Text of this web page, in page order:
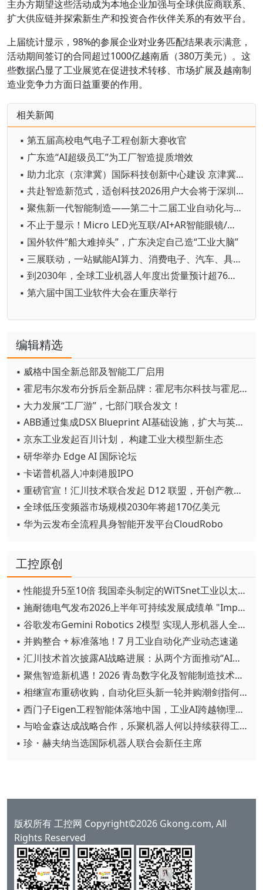
主办方期望这些活动成为本地企业加强与全球供应商联系、
扩大供应链并探索新生产和投资合作伙伴关系的有效平台。
上届统计显示，98%的参展企业对业务匹配结果表示满意，
活动期间签订的合同超过1000亿越南盾（380万美元）。这
些数据凸显了工业展览在促进技术转移、市场扩展及越南制
造业竞争力方面日益重要的作用。
相关新闻
▪ 第五届高校电气电子工程创新大赛收官
▪ 广东造“AI超级员工”为工厂智造提质增效
▪ 助力北京（京津冀）国际科技创新中心建设 京津冀成立机器人产业链联盟
▪ 共赴智造新范式，适创科技2026用户大会将于深圳启幕
▪ 聚焦新一代智能制造——第二十二届工业自动化与标准化研讨会在京举办
▪ 不止于显示！Micro LED光互联/AI+AR智能眼镜/玻璃基板TGV等全新赛道集中亮相，创新动能尽在2026深圳国际全触与显示展
▪ 国外软件“船大难掉头”，广东决定自己造“工业大脑”
▪ 三展联动，一站赋能AI算力、消费电子、汽车、具身机器人与智能制造产业链资源对接
▪ 到2030年，全球工业机器人年度出货量预计超76万台
▪ 第六届中国工业软件大会在重庆举行
编辑精选
▪ 威格中国全新总部及智能工厂启用
▪ 霍尼韦尔发布分拆后全新品牌：霍尼韦尔科技与霍尼韦尔航空航天
▪ 大力发展“工厂游”，七部门联合发文！
▪ ABB通过集成DSX Blueprint AI基础设施，扩大与英伟达的合作
▪ 京东工业发起百川计划， 构建工业大模型新生态
▪ 研华举办 Edge AI 国际论坛
▪ 卡诺普机器人冲刺港股IPO
▪ 重磅官宣！汇川技术联合发起 D12 联盟，开创产教融合新范式
▪ 全球低压变频器市场规模2030年将超170亿美元
▪ 华为云发布全流程具身智能开发平台CloudRobo
工控原创
▪ 性能提升5至10倍 我国牵头制定的WiTSnet工业以太网国际标准正式发布
▪ 施耐德电气发布2026上半年可持续发展成绩单 "Impact 2030"路线图开局稳健
▪ 谷歌发布Gemini Robotics 2模型 实现人形机器人全身智能控制突破
▪ 并购整合 + 标准落地！7 月工业自动化产业动态速递
▪ 汇川技术首次披露AI战略进展：从两个方面推动“AI业务化”落地
▪ 聚焦智造新机遇！2026 青岛数字化及智能制造技术论坛圆满落幕
▪ 相继宣布重磅收购，自动化巨头新一轮并购潮剑指何方？
▪ 西门子Eigen工程智能体落地中国，工业AI跨越物理世界“确定性”拐点
▪ 与哈金森达成战略合作，乐聚机器人何以持续获得工业巨头青睐？
▪ 珍・赫夫纳当选国际机器人联合会新任主席
版权所有 工控网 Copyright©2026 Gkong.com, All
Rights Reserved